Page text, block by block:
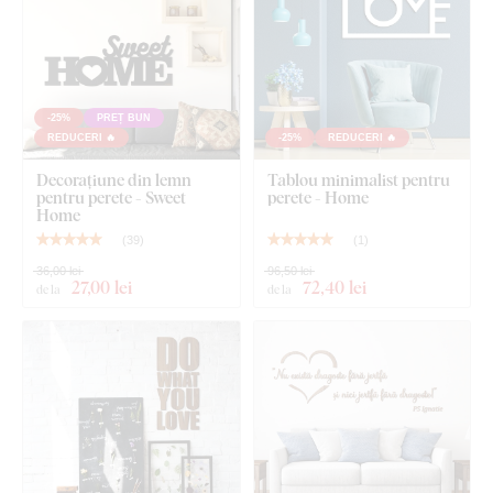
-25%
PREȚ BUN
REDUCERI 🔥
Decorațiune din lemn
pentru perete - Sweet
Home
( 39 )
de la 27,00 lei
36,00 lei
-25% REDUCERI 🔥
Tablou minimalist pentru
perete - Home
( )
de la 72,40 lei
96,50 lei